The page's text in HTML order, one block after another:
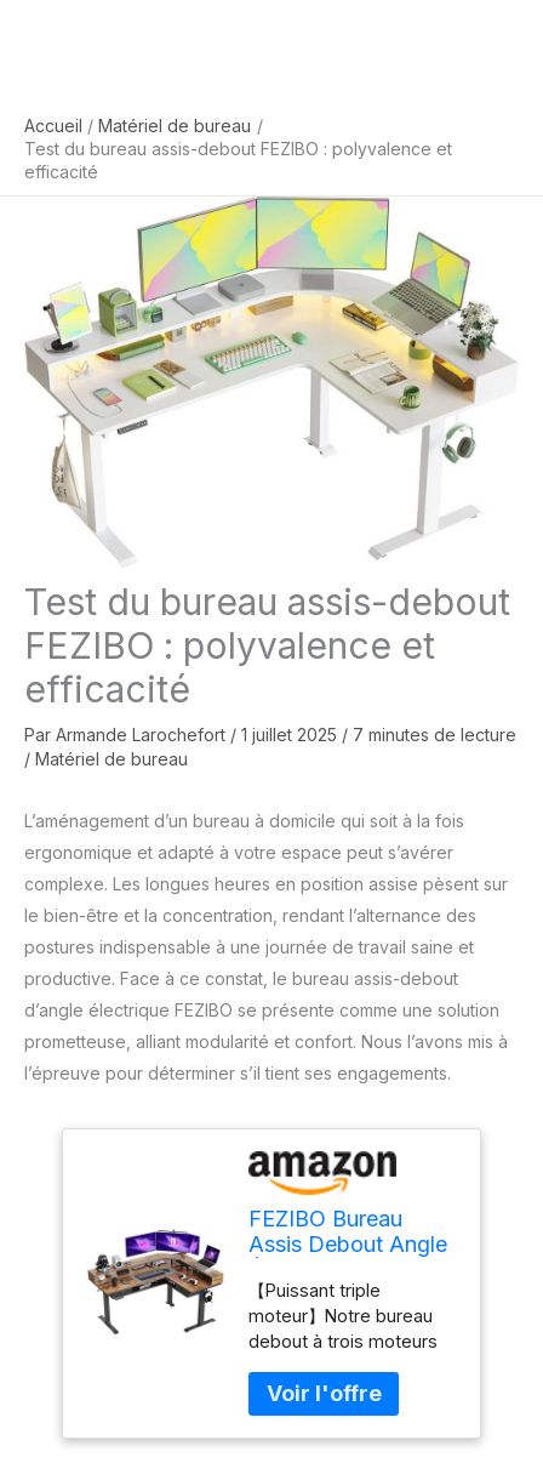
Accueil
Matériel de bureau
Test du bureau assis-debout FEZIBO : polyvalence et
efficacité
Test du bureau assis-debout
FEZIBO : polyvalence et
efficacité
Par Armande Larochefort / 1 juillet 2025 / 7 minutes de lecture
/ Matériel de bureau
L’aménagement d’un bureau à domicile qui soit à la fois
ergonomique et adapté à votre espace peut s’avérer
complexe. Les longues heures en position assise pèsent sur
le bien-être et la concentration, rendant l’alternance des
postures indispensable à une journée de travail saine et
productive. Face à ce constat, le bureau assis-debout
d’angle électrique FEZIBO se présente comme une solution
prometteuse, alliant modularité et confort. Nous l’avons mis à
l’épreuve pour déterminer s’il tient ses engagements.
FEZIBO Bureau
Assis Debout Angle
120 cm Bande LED
3 Moteurs Bureau
Debout Réglable en
Hauteur avec
Support pour
Moniteur et 2 tiroirs,
Angle Réversible,
【Puissant triple
moteur】Notre bureau
debout à trois moteurs
fluide et plus durable que
les moteurs doubles.
Capacité de charge